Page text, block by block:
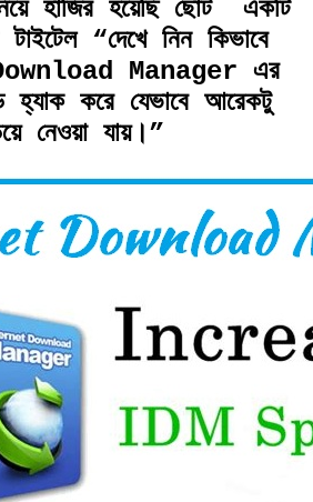
হাজির হয়েছি ছোট একটি
টাইটেল “দেখে নিন কিভাবে
Manager এর
হ্যাক করে যেভাবে আরেকটু
নেওয়া যায়।”